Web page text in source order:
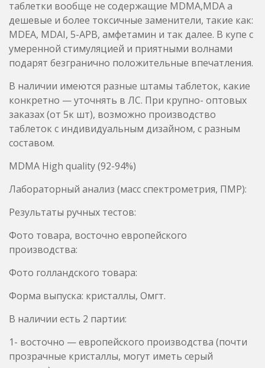
В наличии имеются разные штамы таблеток, какие
конкретно — уточнять в ЛС. При крупно- оптовых
заказах (от 5к шт), возможно производство
таблеток с индивидуальным дизайном, с разным
составом.
MDMA High quality (92-94%)
Лабораторный анализ (масс спектрометрия, ПМР):
Результаты ручных тестов:
производства:
Фото голландского товара:
Форма выпуска: кристаллы, Омгт.
В наличии есть 2 партии:
прозрачные кристаллы, могут иметь серый
оттенок).
2- голландского ( почти прозрачные, кристаллы
В основном отличаются толкьо цветом кристаллов,